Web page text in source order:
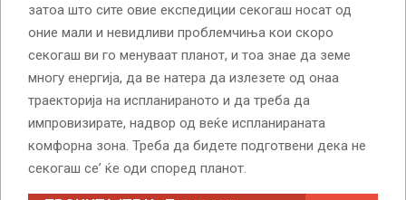
затоа што сите овие експедиции секогаш носат од
оние мали и невидливи проблемчиња кои скоро
секогаш ви го менуваат планот, и тоа знае да земе
многу енергија, да ве натера да излезете од онаа
траекторија на испланираното и да треба да
импровизирате, надвор од веќе испланираната
комфорна зона. Треба да бидете подготвени дека не
секогаш се’ ќе оди според планот.